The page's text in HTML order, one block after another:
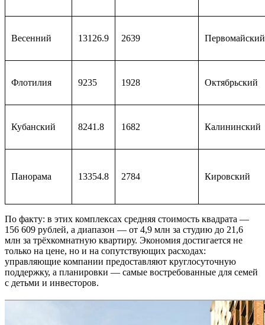
Весенний 13126.9 2639 Первомайский
Флотилия 9235 1928 Октябрьский
Кубанский 8241.8 1682 Калининский
Панорама 13354.8 2784 Кировский
По факту: в этих комплексах средняя стоимость квадрата —
156 609 рублей, а диапазон — от 4,9 млн за студию до 21,6
млн за трёхкомнатную квартиру. Экономия достигается не
только на цене, но и на сопутствующих расходах:
управляющие компании предоставляют круглосуточную
поддержку, а планировки — самые востребованные для семей
с детьми и инвесторов.